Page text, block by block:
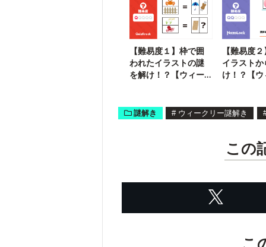
【難易度１】枠で囲
われたイラストの謎
を解け！？【ウィー
【難易度
イラスト
け！？【
謎解き # ウィークリー謎解き
この
こ